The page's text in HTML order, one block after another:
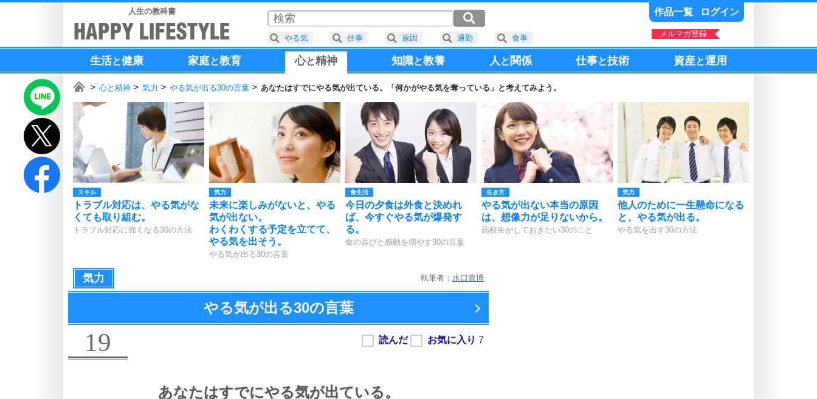
人生の教科書 作品一覧 ログイン
メルマガ登録
生活と健康 家庭と教育 心と精神 知識と教養 人と 関係 仕事と技術 資産と運用
心と精神 気力 やる気が出る30の言葉 あなたはすでにやる気が出ている。「何かがやる気を奪っている」と考えてみよう。
スキル
トラブル対応は、やる気がな
くても取り組む。
トラブル対応に強くなる30の方法
気力
未来に楽しみがないと、やる
気が出ない。
わくわくする予定を立てて、
やる気を出そう。
やる気が出る30の言葉
食生活
今日の夕食は外食と決めれ
ば、今すぐやる気が爆発す
る。
食の喜びと感動を増やす30の言葉
生き方
やる気が出ない本当の原因
は、想像力が足りないから。
高校生がしておきたい30のこと
気力
他人のために一生懸命になる
と、やる気が出る。
やる気を出す30の方法
気力 執筆者： 水口貴博
やる気が出る30の言葉
19
あなたはすでにやる気が出ている。
やる気 仕事 原因 通勤 食事